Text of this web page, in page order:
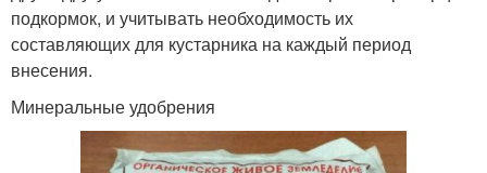
подкормок, и учитывать необходимость их
составляющих для кустарника на каждый период
внесения.
Минеральные удобрения